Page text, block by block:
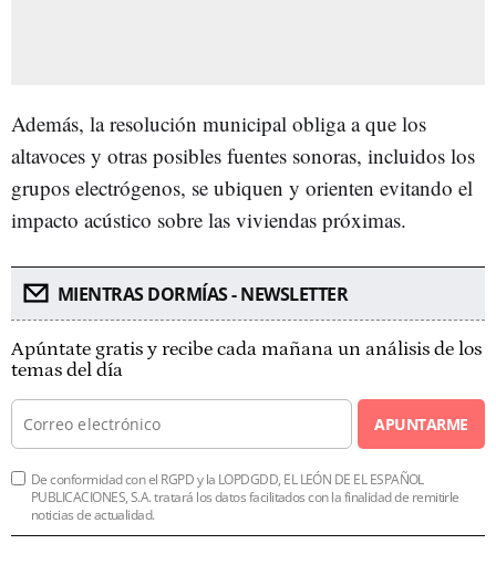
Además, la resolución municipal obliga a que los
altavoces y otras posibles fuentes sonoras, incluidos los
grupos electrógenos, se ubiquen y orienten evitando el
impacto acústico sobre las viviendas próximas.
MIENTRAS DORMÍAS - NEWSLETTER
Apúntate gratis y recibe cada mañana un análisis de los
temas del día
APUNTARME
De conformidad con el RGPD y la LOPDGDD, EL LEÓN DE EL ESPAÑOL
PUBLICACIONES, S.A. tratará los datos facilitados con la finalidad de remitirle
noticias de actualidad.